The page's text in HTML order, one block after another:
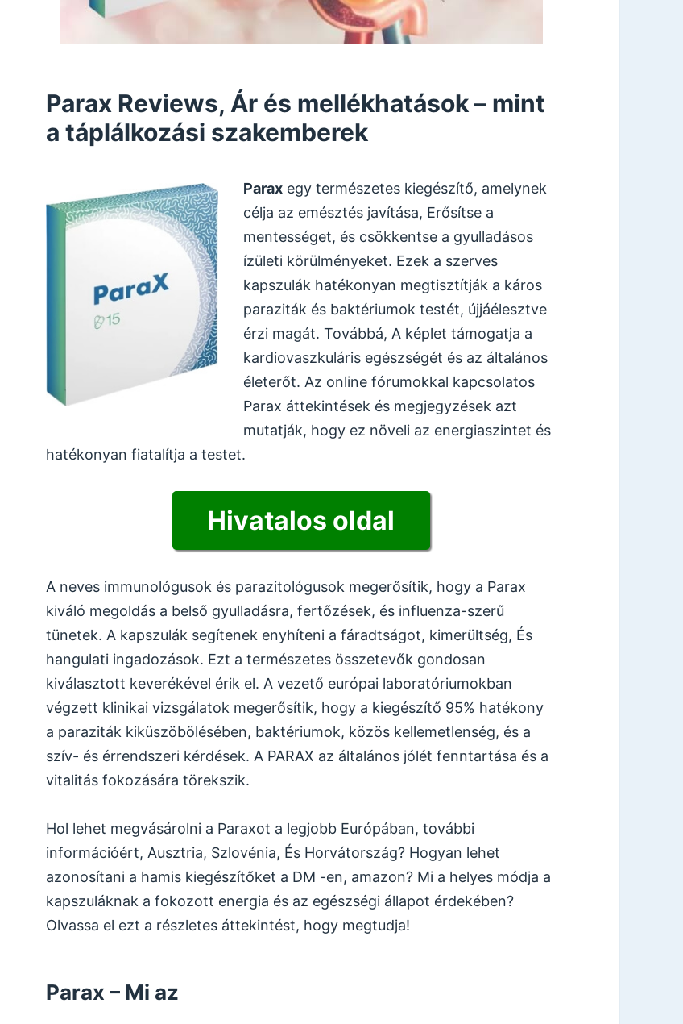
Parax Reviews, Ár és mellékhatások – mint
a táplálkozási szakemberek
Paraxegy természetes kiegészítő, amelynek
célja az emésztés javítása, Erősítse a
mentességet, és csökkentse a gyulladásos
ízületi körülményeket. Ezek a szerves
kapszulák hatékonyan megtisztítják a káros
paraziták és baktériumok testét, újjáélesztve
érzi magát. Továbbá, A képlet támogatja a
kardiovaszkuláris egészségét és az általános
életerőt. Az online fórumokkal kapcsolatos
Parax áttekintések és megjegyzések azt
mutatják, hogy ez növeli az energiaszintet és
hatékonyan fiatalítja a testet.
Hivatalos oldal
A neves immunológusok és parazitológusok megerősítik, hogy a Parax
kiváló megoldás a belső gyulladásra, fertőzések, és influenza-szerű
tünetek. A kapszulák segítenek enyhíteni a fáradtságot, kimerültség, És
hangulati ingadozások. Ezt a természetes összetevők gondosan
kiválasztott keverékével érik el. A vezető európai laboratóriumokban
végzett klinikai vizsgálatok megerősítik, hogy a kiegészítő 95% hatékony
a paraziták kiküszöbölésében, baktériumok, közös kellemetlenség, és a
szív- és érrendszeri kérdések. A PARAX az általános jólét fenntartása és a
vitalitás fokozására törekszik.
Hol lehet megvásárolni a Paraxot a legjobb Európában, további
információért, Ausztria, Szlovénia, És Horvátország? Hogyan lehet
azonosítani a hamis kiegészítőket a DM -en, amazon? Mi a helyes módja a
kapszuláknak a fokozott energia és az egészségi állapot érdekében?
Olvassa el ezt a részletes áttekintést, hogy megtudja!
Parax – Mi az